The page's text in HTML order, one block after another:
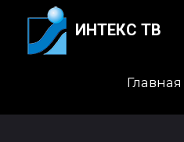
ИНТЕКС ТВ
Главная